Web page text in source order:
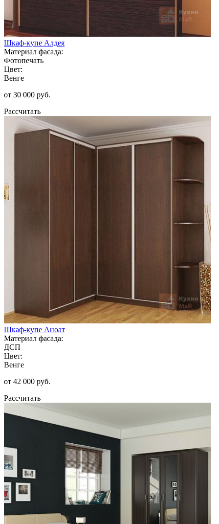
Шкаф-купе Алдея
Материал фасада:
Фотопечать
Цвет:
Венге
от 30 000 руб.
Рассчитать
Шкаф-купе Аноат
Материал фасада:
ДСП
Цвет:
Венге
от 42 000 руб.
Рассчитать